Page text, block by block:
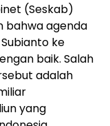
(Seskab)
bahwa agenda
ke
baik. Salah
adalah
yang